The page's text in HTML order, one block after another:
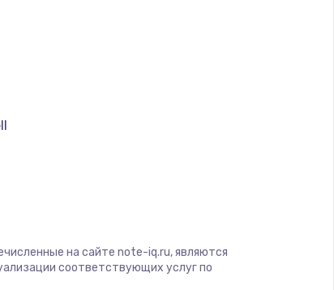
на сайте note-iq.ru, являются
соответствующих услуг по